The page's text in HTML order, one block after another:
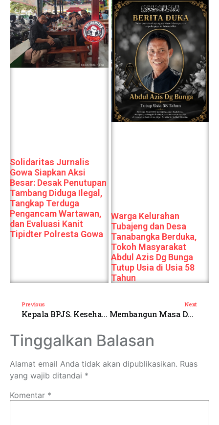
Solidaritas Jurnalis
Gowa Siapkan Aksi
Besar: Desak Penutupan
Tambang Diduga Ilegal,
Tangkap Terduga
Pengancam Wartawan,
dan Evaluasi Kanit
Tipidter Polresta Gowa
Warga Kelurahan
Tubajeng dan Desa
Tanabangka Berduka,
Tokoh Masyarakat
Abdul Azis Dg Bunga
Tutup Usia di Usia 58
Tahun
Previous
Kepala BPJS. Kesehatan Kabupaten Gowa Hadiri Kegiatan Pelayanan Kesehatan gratis Dan Sosialisasi Pengguna BPJS dan Kis.Di Klinik Pratama H.3.
Next
Membangun Masa Depan Kota Bitung Melalui Pendidikan Berkualitas: SMP Nusantara Merayakan Kelulusan dengan Semangat dan Harapan”
Tinggalkan Balasan
Alamat email Anda tidak akan dipublikasikan. Ruas
yang wajib ditandai *
Komentar *